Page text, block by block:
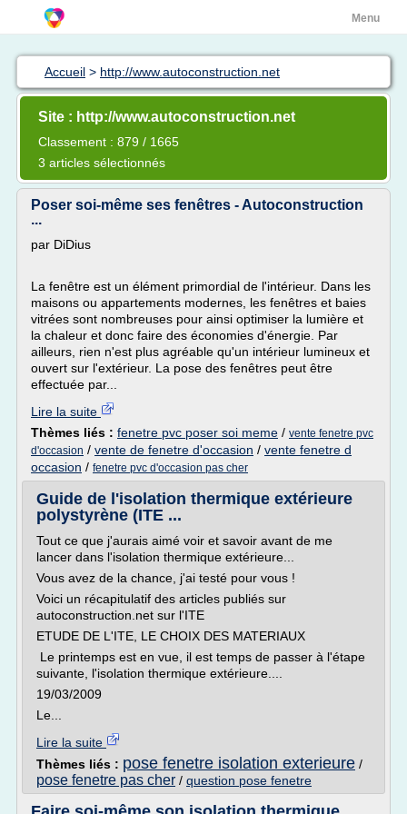
Menu
Accueil > http://www.autoconstruction.net
Site : http://www.autoconstruction.net
Classement : 879 / 1665
3 articles sélectionnés
Poser soi-même ses fenêtres - Autoconstruction
...
par DiDius
La fenêtre est un élément primordial de l'intérieur. Dans les
maisons ou appartements modernes, les fenêtres et baies
vitrées sont nombreuses pour ainsi optimiser la lumière et
la chaleur et donc faire des économies d'énergie. Par
ailleurs, rien n'est plus agréable qu'un intérieur lumineux et
ouvert sur l'extérieur. La pose des fenêtres peut être
effectuée par...
Lire la suite
Thèmes liés : fenetre pvc poser soi meme / vente fenetre pvc
d'occasion / vente de fenetre d'occasion / vente fenetre d
occasion / fenetre pvc d'occasion pas cher
Guide de l'isolation thermique extérieure
polystyrène (ITE ...
Tout ce que j'aurais aimé voir et savoir avant de me
lancer dans l'isolation thermique extérieure...
Vous avez de la chance, j'ai testé pour vous !
Voici un récapitulatif des articles publiés sur
autoconstruction.net sur l'ITE
ETUDE DE L'ITE, LE CHOIX DES MATERIAUX
Le printemps est en vue, il est temps de passer à l'étape
suivante, l'isolation thermique extérieure....
19/03/2009
Le...
Lire la suite
Thèmes liés : pose fenetre isolation exterieure /
pose fenetre pas cher / question pose fenetre